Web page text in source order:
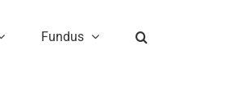
Fundus